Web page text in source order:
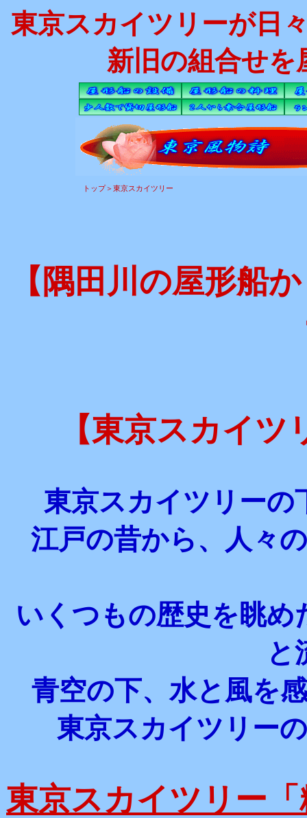
東京スカイツリーが日
新旧の組合せを
トップ＞ 東京スカイツリー
【隅田川の屋形船
【東京スカイ
東京スカイツリーの
江戸の昔から、人々
いくつもの歴史を眺
と
青空の下、水と風を
東京スカイツリー
東京スカイツリー